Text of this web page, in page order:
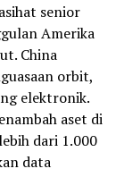
senior
Amerika
China
orbit,
elektronik.
aset di
dari 1.000
data